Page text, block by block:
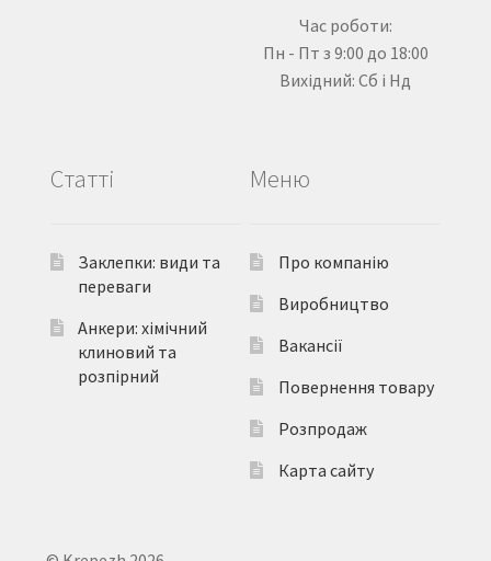
Час роботи:
Пн - Пт з 9:00 до 18:00
Вихідний: Сб і Нд
Статті
Заклепки: види та
переваги
Анкери: хімічний
клиновий та
розпірний
Меню
Про компанію
Виробництво
Вакансії
Повернення товару
Розпродаж
Карта сайту